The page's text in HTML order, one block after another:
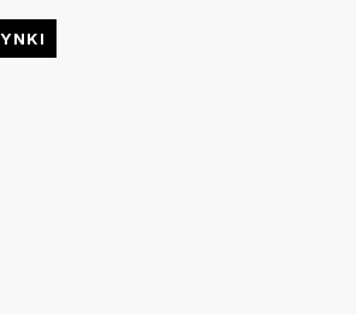
60 stopni przez kuchenny